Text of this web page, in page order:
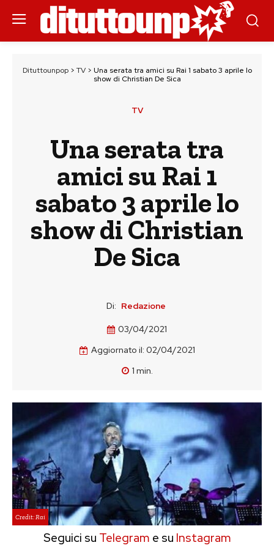
Dituttounpop> TV> Una serata tra amici su Rai 1 sabato 3 aprile lo
show di Christian De Sica
TV
Una serata tra
amici su Rai 1
sabato 3 aprile lo
show di Christian
De Sica
Di: Redazione
03/04/2021
Aggiornato il: 02/04/2021
1 min.
Credit: Rai
Seguici su Telegram e su Instagram